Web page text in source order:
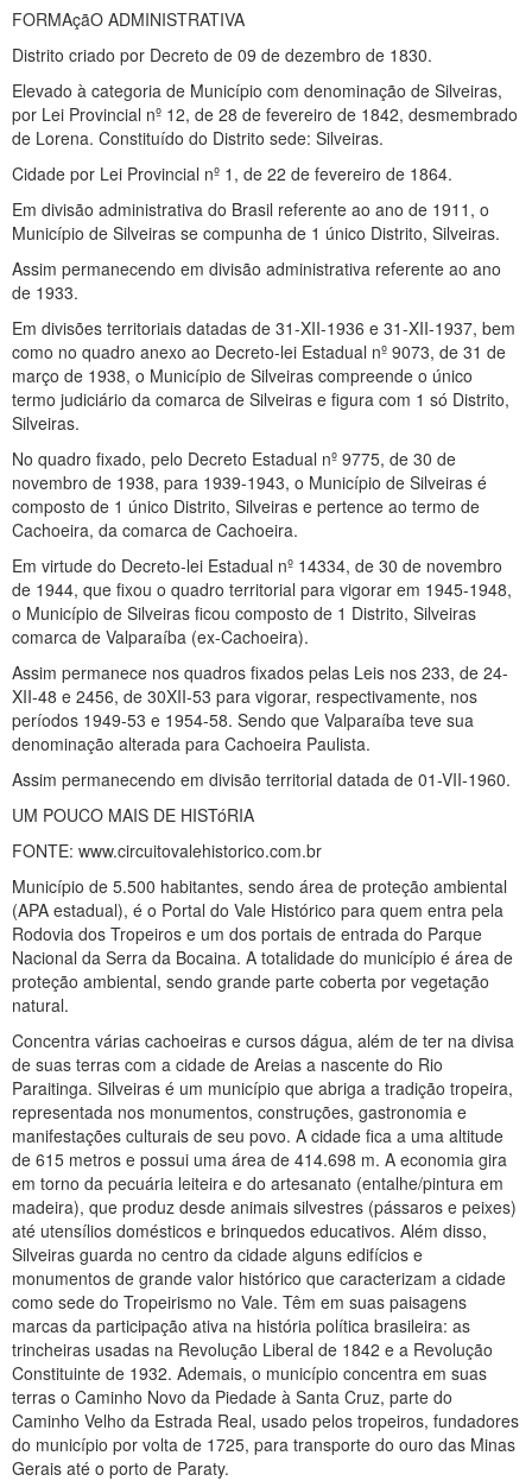
FORMAçãO ADMINISTRATIVA
Distrito criado por Decreto de 09 de dezembro de 1830.
Elevado à categoria de Município com denominação de Silveiras,
por Lei Provincial nº 12, de 28 de fevereiro de 1842, desmembrado
de Lorena. Constituído do Distrito sede: Silveiras.
Cidade por Lei Provincial nº 1, de 22 de fevereiro de 1864.
Em divisão administrativa do Brasil referente ao ano de 1911, o
Município de Silveiras se compunha de 1 único Distrito, Silveiras.
Assim permanecendo em divisão administrativa referente ao ano
de 1933.
Em divisões territoriais datadas de 31-XII-1936 e 31-XII-1937, bem
como no quadro anexo ao Decreto-lei Estadual nº 9073, de 31 de
março de 1938, o Município de Silveiras compreende o único
termo judiciário da comarca de Silveiras e figura com 1 só Distrito,
Silveiras.
No quadro fixado, pelo Decreto Estadual nº 9775, de 30 de
novembro de 1938, para 1939-1943, o Município de Silveiras é
composto de 1 único Distrito, Silveiras e pertence ao termo de
Cachoeira, da comarca de Cachoeira.
Em virtude do Decreto-lei Estadual nº 14334, de 30 de novembro
de 1944, que fixou o quadro territorial para vigorar em 1945-1948,
o Município de Silveiras ficou composto de 1 Distrito, Silveiras
comarca de Valparaíba (ex-Cachoeira).
Assim permanece nos quadros fixados pelas Leis nos 233, de 24-
XII-48 e 2456, de 30XII-53 para vigorar, respectivamente, nos
períodos 1949-53 e 1954-58. Sendo que Valparaíba teve sua
denominação alterada para Cachoeira Paulista.
Assim permanecendo em divisão territorial datada de 01-VII-1960.
UM POUCO MAIS DE HISTóRIA
FONTE: www.circuitovalehistorico.com.br
Município de 5.500 habitantes, sendo área de proteção ambiental
(APA estadual), é o Portal do Vale Histórico para quem entra pela
Rodovia dos Tropeiros e um dos portais de entrada do Parque
Nacional da Serra da Bocaina. A totalidade do município é área de
proteção ambiental, sendo grande parte coberta por vegetação
natural.
Concentra várias cachoeiras e cursos dágua, além de ter na divisa
de suas terras com a cidade de Areias a nascente do Rio
Paraitinga. Silveiras é um município que abriga a tradição tropeira,
representada nos monumentos, construções, gastronomia e
manifestações culturais de seu povo. A cidade fica a uma altitude
de 615 metros e possui uma área de 414.698 m. A economia gira
em torno da pecuária leiteira e do artesanato (entalhe/pintura em
madeira), que produz desde animais silvestres (pássaros e peixes)
até utensílios domésticos e brinquedos educativos. Além disso,
Silveiras guarda no centro da cidade alguns edifícios e
monumentos de grande valor histórico que caracterizam a cidade
como sede do Tropeirismo no Vale. Têm em suas paisagens
marcas da participação ativa na história política brasileira: as
trincheiras usadas na Revolução Liberal de 1842 e a Revolução
Constituinte de 1932. Ademais, o município concentra em suas
terras o Caminho Novo da Piedade à Santa Cruz, parte do
Caminho Velho da Estrada Real, usado pelos tropeiros, fundadores
do município por volta de 1725, para transporte do ouro das Minas
Gerais até o porto de Paraty.